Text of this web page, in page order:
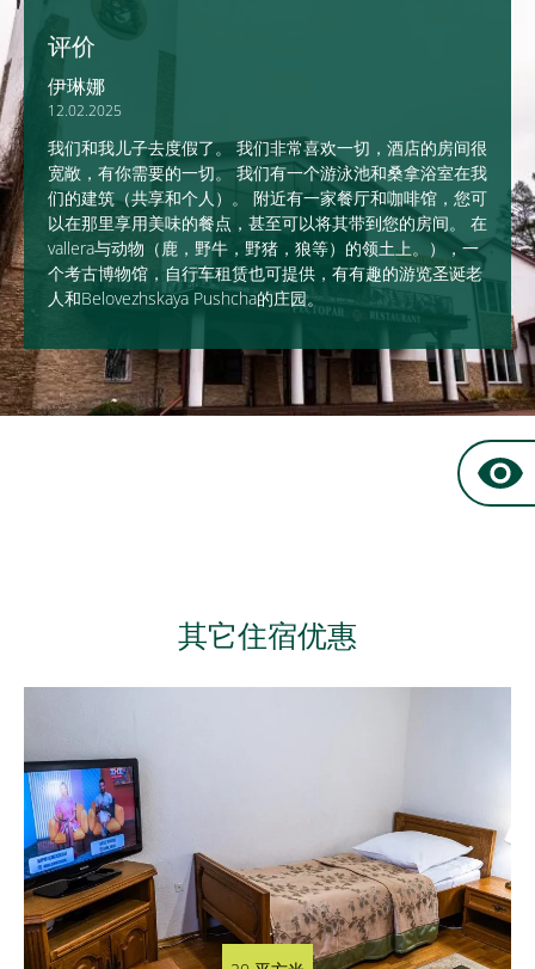
评价
伊琳娜
12.02.2025
我们和我儿子去度假了。 我们非常喜欢一切，酒店的房间很
宽敞，有你需要的一切。 我们有一个游泳池和桑拿浴室在我
们的建筑（共享和个人）。 附近有一家餐厅和咖啡馆，您可
以在那里享用美味的餐点，甚至可以将其带到您的房间。 在
vallera与动物（鹿，野牛，野猪，狼等）的领土上。），一
个考古博物馆，自行车租赁也可提供，有有趣的游览圣诞老
人和Belovezhskaya Pushcha的庄园。
其它住宿优惠